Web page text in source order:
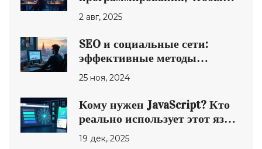
заработать большие деньги в
2025 году
2 авг, 2025
SEO и социальные сети:
эффективные методы
продвижения
25 ноя, 2024
Кому нужен JavaScript? Кто
реально использует этот язык
сегодня
19 дек, 2025